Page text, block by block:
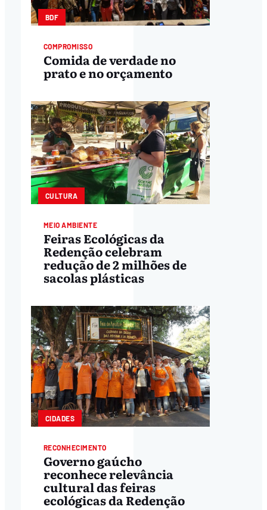
BDF
COMPROMISSO
Comida de verdade no
prato e no orçamento
CULTURA
MEIO AMBIENTE
Feiras Ecológicas da
Redenção celebram
redução de 2 milhões de
sacolas plásticas
CIDADES
RECONHECIMENTO
Governo gaúcho
reconhece relevância
cultural das feiras
ecológicas da Redenção